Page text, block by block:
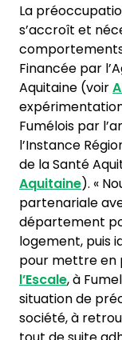
La
s’accroît et
Financée par
Aquitaine (voir
Fumélois par
l’Instance
de la Santé
Aquitaine). «
partenariale
département
logement, puis
pour mettre en
l’Escale, à
situation de
société, à